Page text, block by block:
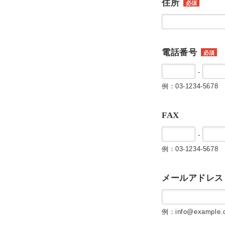
住所 必須
電話番号 必須
-
例：03-1234-5678
FAX
-
例：03-1234-5678
メールアドレス
例：